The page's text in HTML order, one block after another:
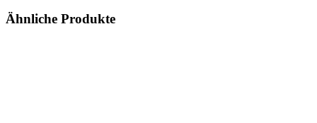
Ähnliche Produkte